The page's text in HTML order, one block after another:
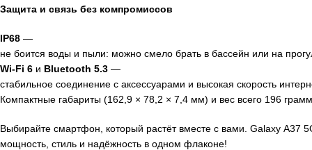
Защита и связь без компромиссов
IP68 —
не боится воды и пыли: можно смело брать в бассейн или на
Wi‑Fi 6 и Bluetooth 5.3 —
стабильное соединение с аксессуарами и высокая скорость
Компактные габариты (162,9 × 78,2 × 7,4 мм) и вес всего 196
Выбирайте смартфон, который растётвместе с вами. Galaxy A37
мощность, стиль и надёжность в одном флаконе!